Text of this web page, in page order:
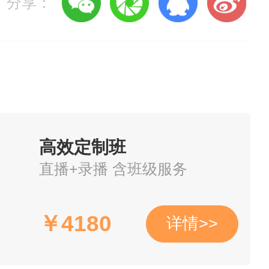
原卫生部令第4号）和《传
条例》和《医疗机构管理条
高效定制班
直播+录播 含班级服务
￥4180 详情>>